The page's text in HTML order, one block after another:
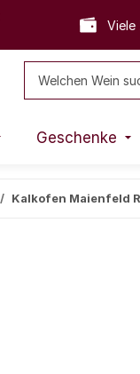
Viele
Geschenke
Kalkofen Maienfeld